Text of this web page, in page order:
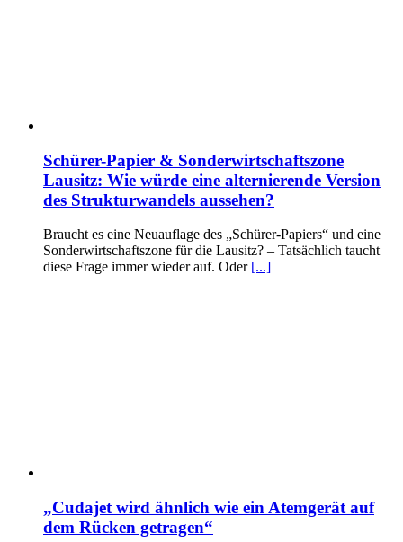
Schürer-Papier & Sonderwirtschaftszone
Lausitz: Wie würde eine alternierende Version
des Strukturwandels aussehen?
Braucht es eine Neuauflage des „Schürer-Papiers“ und eine
Sonderwirtschaftszone für die Lausitz? – Tatsächlich taucht
diese Frage immer wieder auf. Oder [...]
„Cudajet wird ähnlich wie ein Atemgerät auf
dem Rücken getragen“